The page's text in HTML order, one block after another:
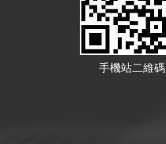
手機站二維碼